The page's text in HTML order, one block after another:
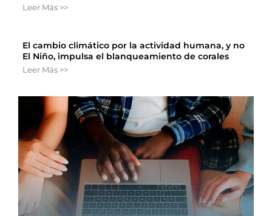
Leer Más >>
El cambio climático por la actividad humana, y no
El Niño, impulsa el blanqueamiento de corales
Leer Más >>